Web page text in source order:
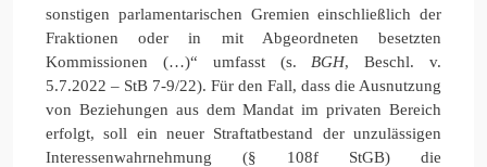
sonstigen parlamentarischen Gremien einschließlich der
Fraktionen oder in mit Abgeordneten besetzten
Kommissionen (…)“ umfasst (s. BGH, Beschl. v.
5.7.2022 – StB 7-9/22). Für den Fall, dass die Ausnutzung
von Beziehungen aus dem Mandat im privaten Bereich
erfolgt, soll ein neuer Straftatbestand der unzulässigen
Interessenwahrnehmung (§ 108f StGB) die